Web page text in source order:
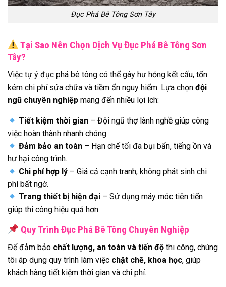
Đục Phá Bê Tông Sơn Tây
Tại Sao Nên Chọn Dịch Vụ Đục Phá Bê Tông Sơn
Tây?
Việc tự ý đục phá bê tông có thể gây hư hỏng kết cấu, tốn
kém chi phí sửa chữa và tiềm ẩn nguy hiểm. Lựa chọn đội
ngũ chuyên nghiệp mang đến nhiều lợi ích:
Tiết kiệm thời gian – Đội ngũ thợ lành nghề giúp công
việc hoàn thành nhanh chóng.
Đảm bảo an toàn – Hạn chế tối đa bụi bẩn, tiếng ồn và
hư hại công trình.
Chi phí hợp lý – Giá cả cạnh tranh, không phát sinh chi
phí bất ngờ.
Trang thiết bị hiện đại – Sử dụng máy móc tiên tiến
giúp thi công hiệu quả hơn.
Quy Trình Đục Phá Bê Tông Chuyên Nghiệp
Để đảm bảo chất lượng, an toàn và tiến độ thi công, chúng
tôi áp dụng quy trình làm việc chặt chẽ, khoa học, giúp
khách hàng tiết kiệm thời gian và chi phí.